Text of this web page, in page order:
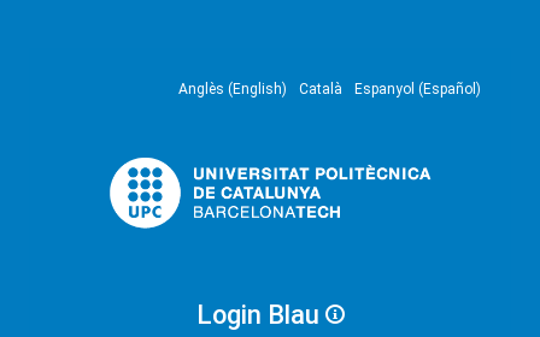
Anglès (English) Català Espanyol (Español)
Login Blau